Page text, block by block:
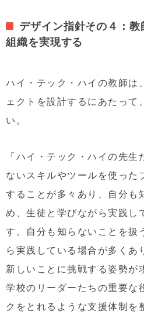
デザイン指針その４：
組織を実現する
ハイ・テック・ハイの教師は
ェクトを設計するにあたって
い。
「ハイ・テック・ハイの先
ないスキルやツールを使った
することが多々あり、自分も
め、生徒と学びながら実践し
す。自分も知らないことを扱
ら実践している場合が多くあ
新しいことに挑戦する姿勢が
学校のリーダーたちの重要な
クをとれるような支援体制を